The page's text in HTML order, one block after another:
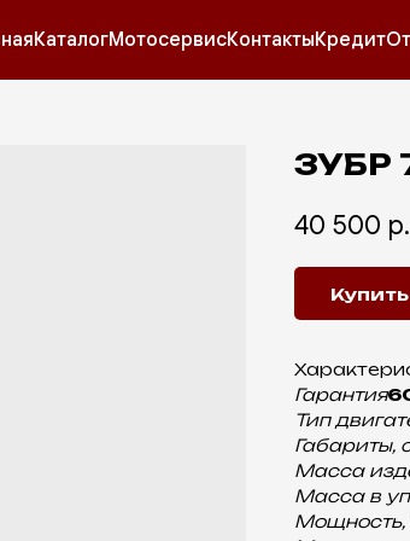
ЗУБР
40 500 р.
Купить
Гарантия
Тип
Габариты,
Масса
Масса в
Мощность,
КаталогМотосервисКонтактыКредит